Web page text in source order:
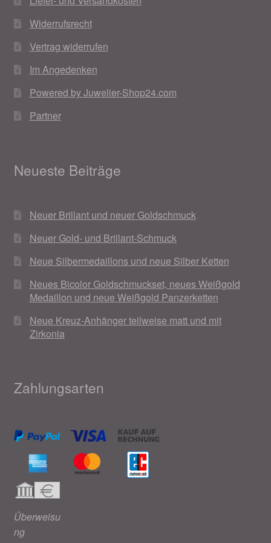
Widerrufsrecht
Vertrag widerrufen
Im Angedenken
Powered by Juwelier-Shop24.com
Partner
Neueste Beiträge
Neuer Brillant und neuer Goldschmuck
Neuer Gold- und Brillant-Schmuck
Neue Silbermedaillons und neue Silber Ketten
Neues Bicolor Goldschmuckset, neues Weißgold
Medaillon und neue Weißgold Panzerketten
Neue Kreuz-Anhänger teilweise matt und mit
Zirkonia
Zahlungsarten
Überweisu
ng